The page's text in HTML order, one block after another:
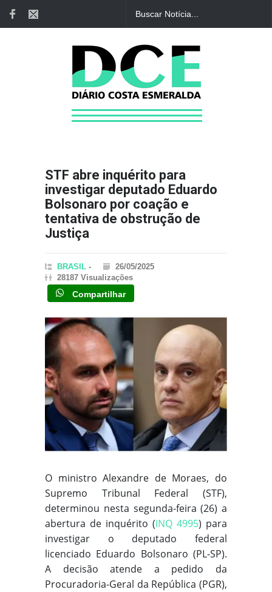
STF abre inquérito para
investigar deputado Eduardo
Bolsonaro por coação e
tentativa de obstrução de
Justiça
BRASIL -
26/05/2025
28187 Visualizações
Compartilhar
O ministro Alexandre de Moraes, do
Supremo Tribunal Federal (STF),
determinou nesta segunda-feira (26) a
abertura de inquérito (INQ 4995) para
investigar o deputado federal
licenciado Eduardo Bolsonaro (PL-SP).
A decisão atende a pedido da
Procuradoria-Geral da República (PGR),